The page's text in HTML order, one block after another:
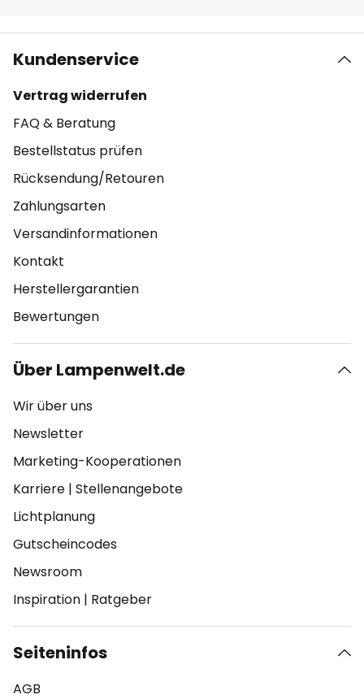
Kundenservice
Vertrag widerrufen
FAQ & Beratung
Bestellstatus prüfen
Rücksendung/Retouren
Zahlungsarten
Versandinformationen
Kontakt
Herstellergarantien
Bewertungen
Über Lampenwelt.de
Wir über uns
Newsletter
Marketing-Kooperationen
Karriere | Stellenangebote
Lichtplanung
Gutscheincodes
Newsroom
Inspiration | Ratgeber
Seiteninfos
AGB